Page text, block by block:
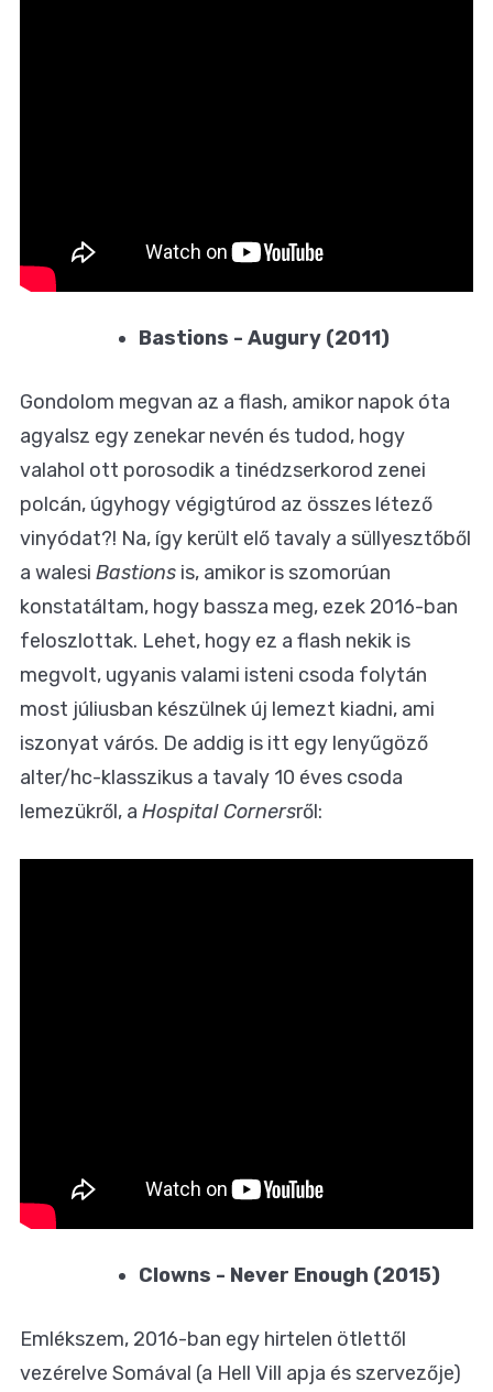
Bastions - Augury (2011)
Gondolom megvan az a flash, amikor napok óta
agyalsz egy zenekar nevén és tudod, hogy
valahol ott porosodik a tinédzserkorod zenei
polcán, úgyhogy végigtúrod az összes létező
vinyódat?! Na, így került elő tavaly a süllyesztőből
a walesi Bastions is, amikor is szomorúan
konstatáltam, hogy bassza meg, ezek 2016-ban
feloszlottak. Lehet, hogy ez a flash nekik is
megvolt, ugyanis valami isteni csoda folytán
most júliusban készülnek új lemezt kiadni, ami
iszonyat várós. De addig is itt egy lenyűgöző
alter/hc-klasszikus a tavaly 10 éves csoda
lemezükről, a Hospital Cornersről:
Clowns - Never Enough (2015)
Emlékszem, 2016-ban egy hirtelen ötlettől
vezérelve Somával (a Hell Vill apja és szervezője)